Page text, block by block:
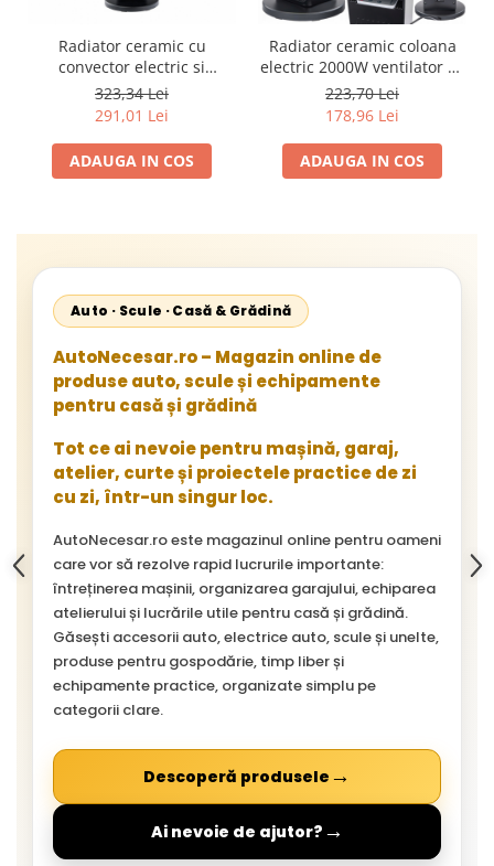
Radiator ceramic cu
convector electric si
ventilator 2500W cu
telecomanda
323,34 Lei
291,01 Lei
ADAUGA IN COS
Radiator ceramic coloana
electric 2000W ventilator cu
termostat si telecomanda
223,70 Lei
178,96 Lei
ADAUGA IN COS
Auto · Scule · Casă & Grădină
AutoNecesar.ro – Magazin online de
produse auto, scule și echipamente
pentru casă și grădină
Tot ce ai nevoie pentru mașină, garaj,
atelier, curte și proiectele practice de zi
cu zi, într-un singur loc.
AutoNecesar.ro este magazinul online pentru oameni
care vor să rezolve rapid lucrurile importante:
întreținerea mașinii, organizarea garajului, echiparea
atelierului și lucrările utile pentru casă și grădină.
Găsești accesorii auto, electrice auto, scule și unelte,
produse pentru gospodărie, timp liber și
echipamente practice, organizate simplu pe
categorii clare.
Descoperă produsele →
Ai nevoie de ajutor? →